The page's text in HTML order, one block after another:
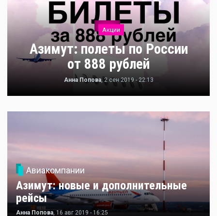
Акции
Азимут: полеты по России
от 888 рублей
Анна Попова, 2 сен 2019 - 22:13
Авиакомпании
Азимут: новые и дополнительные
рейсы
Анна Попова, 16 авг 2019 - 16:25